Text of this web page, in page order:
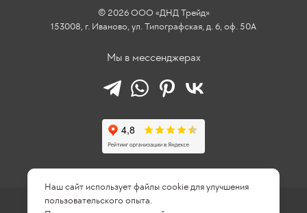
© 2026 ООО «ДНД Трейд»
153008, г. Иваново, ул. Типографская, д. 6, оф. 50А
Мы в мессенджерах
Наш сайт использует файлы cookie для улучшения
пользовательского опыта.